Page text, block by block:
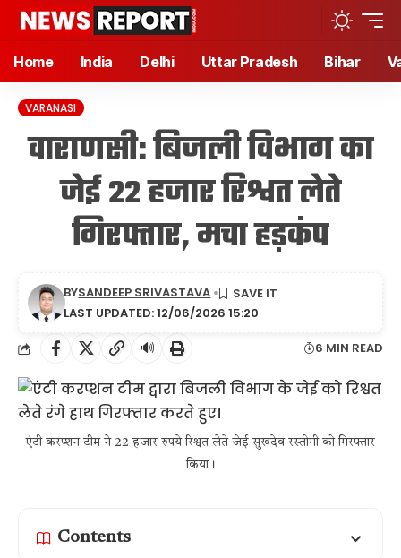
Home India Delhi Uttar Pradesh Bihar
VARANASI
वाराणसी: बिजली विभाग का
जेई 22 हजार रिश्वत लेते
गिरफ्तार, मचा हड़कंप
LAST UPDATED: 12/06/2026 15:20
BYSANDEEP SRIVASTAVA
🔊 6 MIN READ
एंटी करप्शन टीम ने 22 हजार रुपये रिश्वत लेते जेई सुखदेव रस्तोगी को गिरफ्तार
किया।
Contents